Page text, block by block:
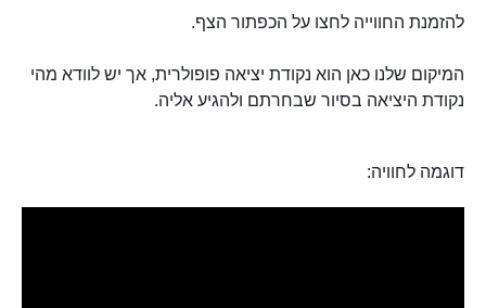
להזמנת החווייה לחצו על הכפתור הצף.
המיקום שלנו כאן הוא נקודת יציאה פופולרית, אך יש לוודא מהי
נקודת היציאה בסיור שבחרתם ולהגיע אליה.
דוגמה לחוויה: